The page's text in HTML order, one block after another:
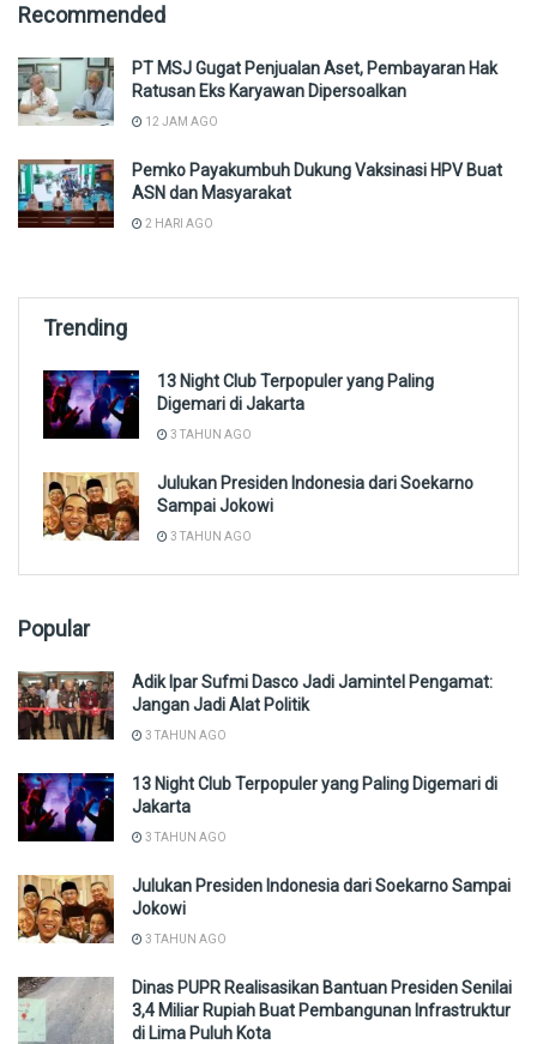
Recommended
PT MSJ Gugat Penjualan Aset, Pembayaran Hak
Ratusan Eks Karyawan Dipersoalkan
12 JAM AGO
Pemko Payakumbuh Dukung Vaksinasi HPV Buat
ASN dan Masyarakat
2 HARI AGO
Trending
13 Night Club Terpopuler yang Paling
Digemari di Jakarta
3 TAHUN AGO
Julukan Presiden Indonesia dari Soekarno
Sampai Jokowi
3 TAHUN AGO
Popular
Adik Ipar Sufmi Dasco Jadi Jamintel Pengamat:
Jangan Jadi Alat Politik
3 TAHUN AGO
13 Night Club Terpopuler yang Paling Digemari di
Jakarta
3 TAHUN AGO
Julukan Presiden Indonesia dari Soekarno Sampai
Jokowi
3 TAHUN AGO
Dinas PUPR Realisasikan Bantuan Presiden Senilai
3,4 Miliar Rupiah Buat Pembangunan Infrastruktur
di Lima Puluh Kota